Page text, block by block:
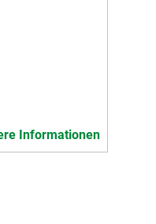
Informationen